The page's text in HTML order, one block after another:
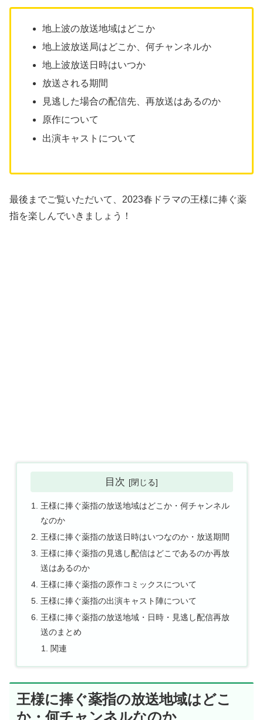
地上波の放送地域はどこか
地上波放送局はどこか、何チャンネルか
地上波放送日時はいつか
放送される期間
見逃した場合の配信先、再放送はあるのか
原作について
出演キャストについて
最後までご覧いただいて、2023春ドラマの王様に捧ぐ薬
指を楽しんでいきましょう！
目次
王様に捧ぐ薬指の放送地域はどこか・何チャンネル
なのか
王様に捧ぐ薬指の放送日時はいつなのか・放送期間
王様に捧ぐ薬指の見逃し配信はどこであるのか再放
送はあるのか
王様に捧ぐ薬指の原作コミックスについて
王様に捧ぐ薬指の出演キャスト陣について
王様に捧ぐ薬指の放送地域・日時・見逃し配信再放
送のまとめ
関連
王様に捧ぐ薬指の放送地域はどこ
か・何チャンネルなのか